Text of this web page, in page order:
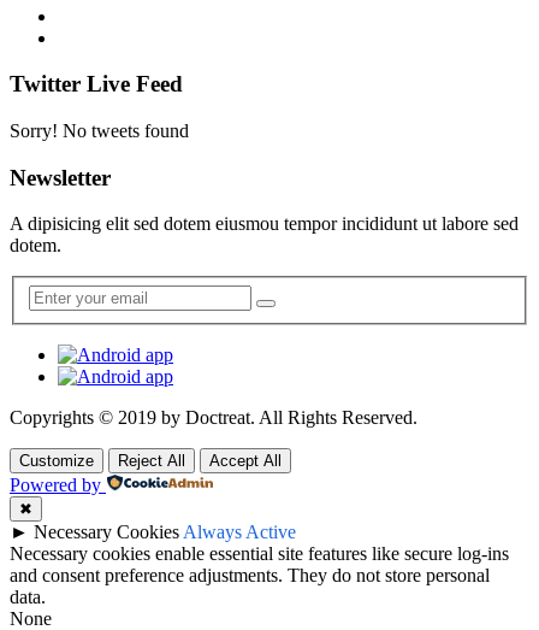
Twitter Live Feed
Sorry! No tweets found
Newsletter
A dipisicing elit sed dotem eiusmou tempor incididunt ut labore sed
dotem.
Copyrights © 2019 by Doctreat. All Rights Reserved.
Customize Reject All Accept All
Powered by
✖
► Necessary Cookies Always Active
Necessary cookies enable essential site features like secure log-ins
and consent preference adjustments. They do not store personal
data.
None